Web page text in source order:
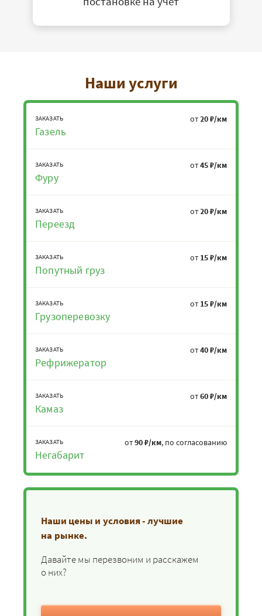
Наши услуги
ЗАКАЗАТЬ
Газель
от20 ₽/км
ЗАКАЗАТЬ
Фуру
от45 ₽/км
ЗАКАЗАТЬ
Переезд
от20 ₽/км
ЗАКАЗАТЬ
Попутный груз
от 15 ₽/км
ЗАКАЗАТЬ
Грузоперевозку
от 15 ₽/км
ЗАКАЗАТЬ
Рефрижератор
от40 ₽/км
ЗАКАЗАТЬ
Камаз
от60 ₽/км
ЗАКАЗАТЬ
Негабарит
от90 ₽/км, по согласованию
Наши цены и условия - лучшие
на рынке.
Давайте мы перезвоним и расскажем
о них?